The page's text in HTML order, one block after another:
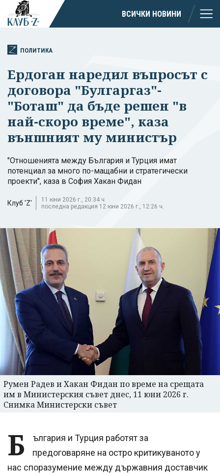
ВСИЧКИ НОВИНИ
ПОЛИТИКА
Ердоган наредил въпросът с
договора "Булгаргаз"-
"Боташ" да бъде решен "в
най-скоро време", каза
външният му министър
"Отношенията между България и Турция имат
потенциал за много по-мащабни и стратегически
проекти", каза в София Хакан Фидан
Клуб 'Z'
11 юни 2026 г., 20:34 ч.
последна редакция 12 юни 2026 г., 12:26 ч.
Румен Радев и Хакан Фидан по време на срещата
им в Министерския съвет днес, 11 юни 2026 г.
Снимка Министерски съвет
Б
ългария и Турция работят за
предоговаряне на остро критикуваното у
нас споразумение между държавния доставчик